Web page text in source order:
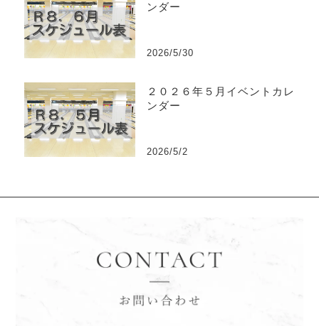
ンダー
2026/5/30
２０２６年５月イベントカレ
ンダー
2026/5/2